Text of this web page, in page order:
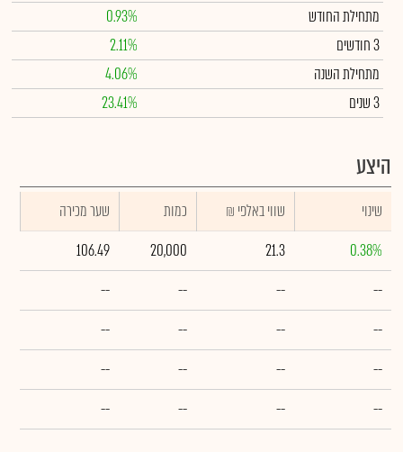
מתחילת החודש
0.93%
3 חודשים
2.11%
מתחילת השנה
4.06%
3 שנים
23.41%
היצע
שינוי ₪ שווי באלפי כמות
שער מכירה
0.38%
21.3
20,000
106.49
--
--
--
--
--
--
--
--
--
--
--
--
--
--
--
--